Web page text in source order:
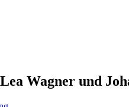
Wagner und